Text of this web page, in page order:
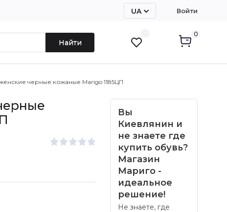
UA Войти
Найти
0
черные кожаные Marigo 1185ЦП
Вы
Киевлянин и
не знаете где
купить обувь?
Магазин
Мариго -
идеальное
решение!
Не знаете, где